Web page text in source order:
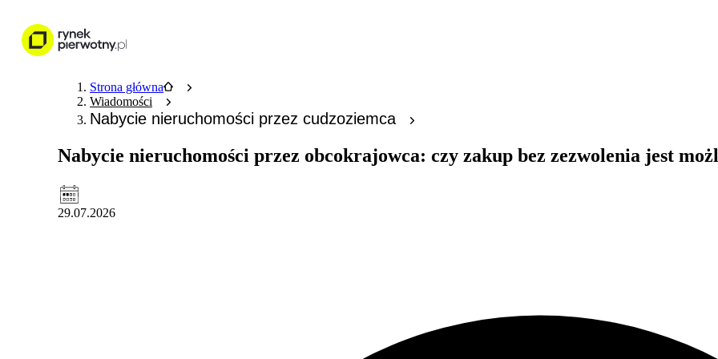
Nieruchomości
Strona główna
Wiadomości
Nabycie nieruchomości przez cudzoziemca
Nabycie nieruchomości przez obcokrajowca: czy zakup bez zezwolenia jest
29.07.2026